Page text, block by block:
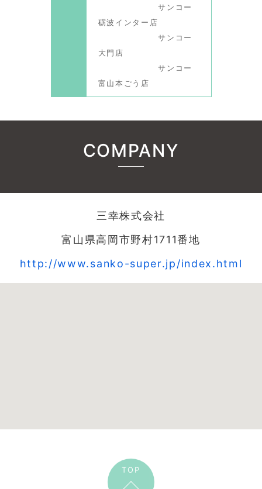
サンコー
砺波インター店
サンコー
大門店
サンコー
富山本ごう店
COMPANY
三幸株式会社
富山県高岡市野村1711番地
http://www.sanko-super.jp/index.html
TOP